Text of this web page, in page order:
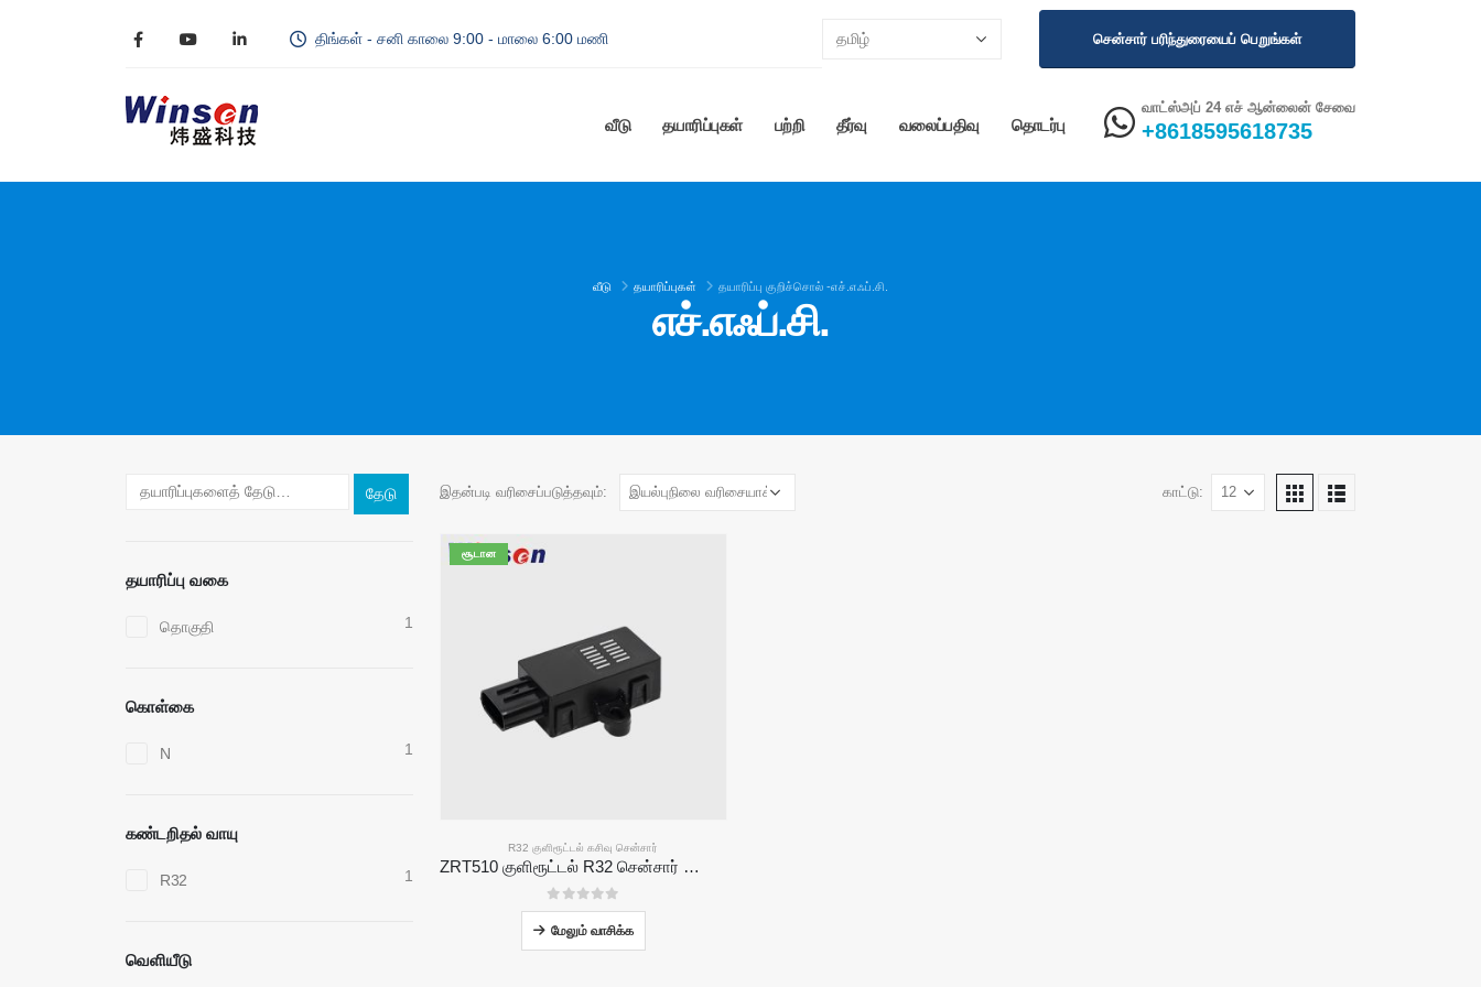
திங்கள் - சனி காலை 9:00 - மாலை 6:00 மணி சென்சார் பரிந்துரையைப் பெறுங்கள்
வீடு தயாரிப்புகள் பற்றி தீர்வு வலைப்பதிவு தொடர்பு
வாட்ஸ்அப் 24 எச் ஆன்லைன் சேவை
+8618595618735
வீடு தயாரிப்புகள் தயாரிப்பு குறிச்சொல் -எச்.எஃப்.சி.
எச்.எஃப்.சி.
இதன்படி வரிசைப்படுத்தவும்: காட்டு:
சூடான
R32 குளிரூட்டல் கசிவு சென்சார்
ZRT510 குளிரூட்டல் R32 சென்சார் தொகுதி-உயர் செயல்திறன் NDIR குளிர்பதன சென்சார்
05 இல்
மேலும் வாசிக்க
தேடு
தயாரிப்பு வகை
தொகுதி 1
கொள்கை
N 1
கண்டறிதல் வாயு
R32 1
வெளியீடு